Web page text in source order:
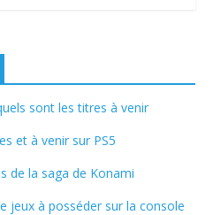
sont les titres à venir
et à venir sur PS5
de la saga de Konami
jeux à posséder sur la console